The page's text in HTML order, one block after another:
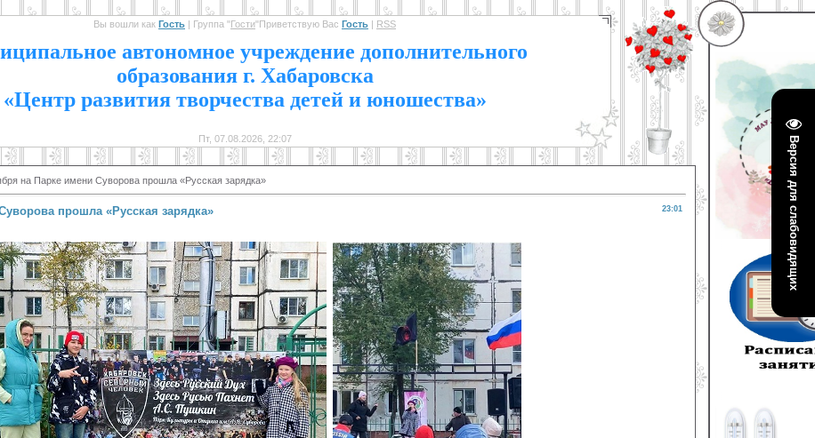
Версия для слабовидящих
Вы вошли как Гость | Группа "Гости"Приветствую Вас Гость | RSS
автономное учреждение дополнительного
образования г. Хабаровска
«Центр развития творчества детей и юношества»
Пт, 07.08.2026, 22:07
на Парке имени Суворова прошла «Русская зарядка»
23:01
прошла «Русская зарядка»